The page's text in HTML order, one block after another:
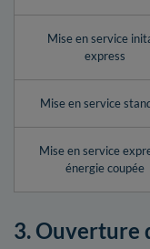
Mise en service
express
Mise en service
Mise en service
énergie coupée
3. Ouverture